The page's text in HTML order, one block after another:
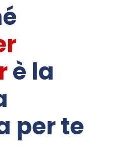
è la
per te